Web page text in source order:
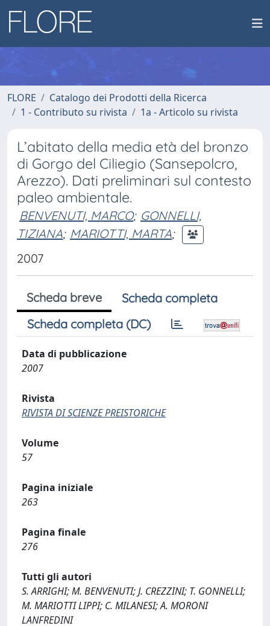
FLORE
Catalogo dei Prodotti della Ricerca
1 - Contributo su rivista
1a - Articolo su rivista
L’abitato della media età del bronzo
di Gorgo del Ciliegio (Sansepolcro,
Arezzo). Dati preliminari sul contesto
paleo ambientale.
BENVENUTI, MARCO; GONNELLI,
TIZIANA; MARIOTTI, MARTA;
2007
Scheda breve
Scheda completa
Scheda completa (DC)
Data di pubblicazione
2007
Rivista
RIVISTA DI SCIENZE PREISTORICHE
Volume
57
Pagina iniziale
263
Pagina finale
276
Tutti gli autori
S. ARRIGHI; M. BENVENUTI; J. CREZZINI; T. GONNELLI;
M. MARIOTTI LIPPI; C. MILANESI; A. MORONI
LANFREDINI